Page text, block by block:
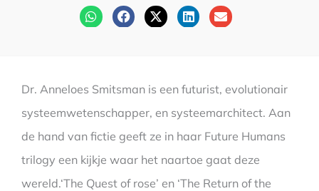
Dr. Anneloes Smitsman is een futurist, evolutionair
systeemwetenschapper, en systeemarchitect. Aan
de hand van fictie geeft ze in haar Future Humans
trilogy een kijkje waar het naartoe gaat deze
wereld.‘The Quest of rose’ en ‘The Return of the